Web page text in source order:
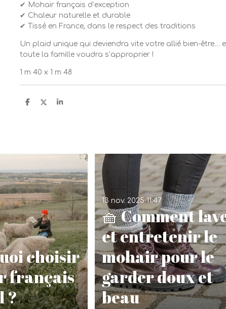
✔ Mohair français d’exception
✔ Chaleur naturelle et durable
✔ Tissé en France, dans le respect des traditions
Un plaid unique qui deviendra vite votre allié bien-être…
toute la famille voudra s’approprier !
1 m 40 x 1 m 48
P
r
P
r
P
r
choisir
français
?
🧺 Comment
et entretenir le
mohair pour le
garder doux et
beau
13 nov. 2025 11:47